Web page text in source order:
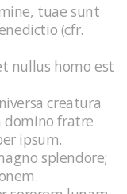
tuae sunt
(cfr.
nullus homo est
creatura
domino fratre
ipsum.
splendore;